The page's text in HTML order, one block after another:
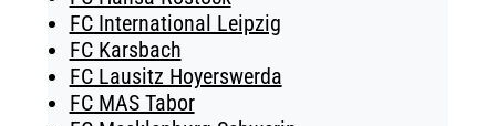
FC International Leipzig
FC Karsbach
FC Lausitz Hoyerswerda
FC MAS Tabor